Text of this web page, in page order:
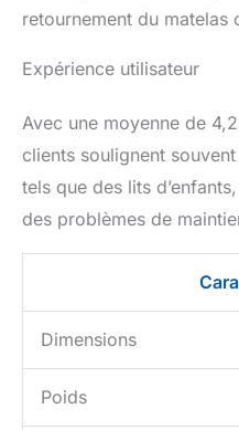
retournement du matelas
Expérience utilisateur
Avec une moyenne de
clients soulignent
tels que des lits
des problèmes de
Dimensions
Poids